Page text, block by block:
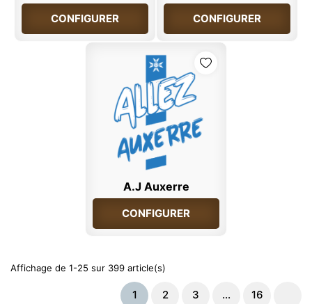
CONFIGURER CONFIGURER
A.J Auxerre
CONFIGURER
Affichage de 1-25 sur 399 article(s)
1 2 3 … 16